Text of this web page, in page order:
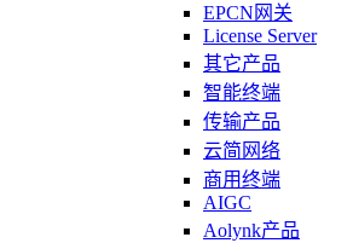
EPCN网关
License Server
其它产品
智能终端
传输产品
云简网络
商用终端
AIGC
Aolynk产品